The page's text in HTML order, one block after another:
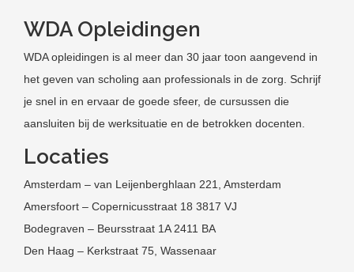
WDA Opleidingen
WDA opleidingen is al meer dan 30 jaar toon aangevend in
het geven van scholing aan professionals in de zorg. Schrijf
je snel in en ervaar de goede sfeer, de cursussen die
aansluiten bij de werksituatie en de betrokken docenten.
Locaties
Amsterdam – van Leijenberghlaan 221, Amsterdam
Amersfoort – Copernicusstraat 18 3817 VJ
Bodegraven – Beursstraat 1A 2411 BA
Den Haag – Kerkstraat 75, Wassenaar